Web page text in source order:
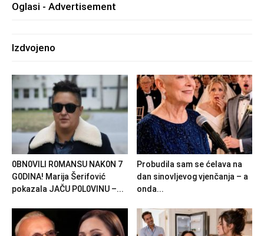
Oglasi - Advertisement
Izdvojeno
0BN0VlLl R0MANSU NAK0N 7
G0DlNA! Marija Šerifović
pokazala JAČU P0L0VINU –...
Probudila sam se ćelava na
dan sinovljevog vjenčanja – a
onda...